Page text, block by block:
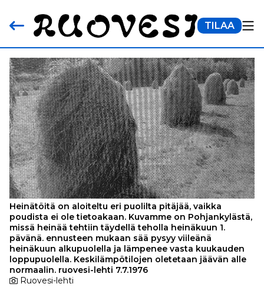
TILAA
Heinätöitä on aloiteltu eri puolilta pitäjää, vaikka
poudista ei ole tietoakaan. Kuvamme on Pohjankylästä,
missä heinää tehtiin täydellä teholla heinäkuun 1.
pävänä. ennusteen mukaan sää pysyy viileänä
heinäkuun alkupuolella ja lämpenee vasta kuukauden
loppupuolella. Keskilämpötilojen oletetaan jäävän alle
normaalin. ruovesi-lehti 7.7.1976
Ruovesi-lehti